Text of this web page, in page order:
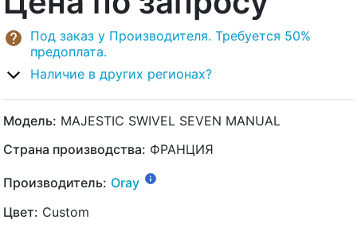
Под заказ у Производителя. Требуется 50%
предоплата.
Наличие в других регионах?
Модель: MAJESTIC SWIVEL SEVEN MANUAL
Страна производства: ФРАНЦИЯ
Производитель: Oray
Цвет: Custom